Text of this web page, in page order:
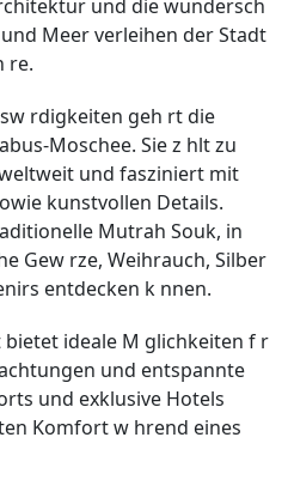
und die wundersch
Meer verleihen der Stadt
re.
rdigkeiten geh rt die
Moschee. Sie z hlt zu
und fasziniert mit
kunstvollen Details.
Mutrah Souk, in
Gew rze, Weihrauch, Silber
entdecken k nnen.
ideale M glichkeiten f r
und entspannte
und exklusive Hotels
Komfort w hrend eines